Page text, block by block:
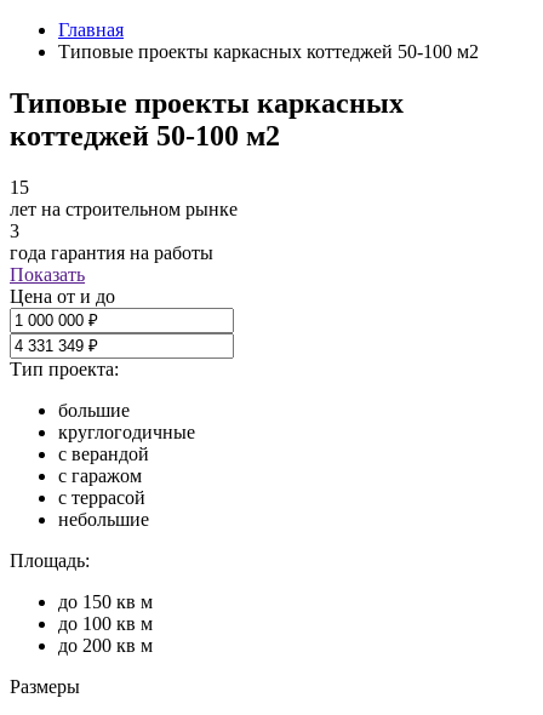
Главная
Типовые проекты каркасных коттеджей 50-100 м2
Типовые проекты каркасных
коттеджей 50-100 м2
15
лет на строительном рынке
3
года гарантия на работы
Показать
Цена от и до
Тип проекта:
большие
круглогодичные
с верандой
с гаражом
с террасой
небольшие
Площадь:
до 150 кв м
до 100 кв м
до 200 кв м
Размеры